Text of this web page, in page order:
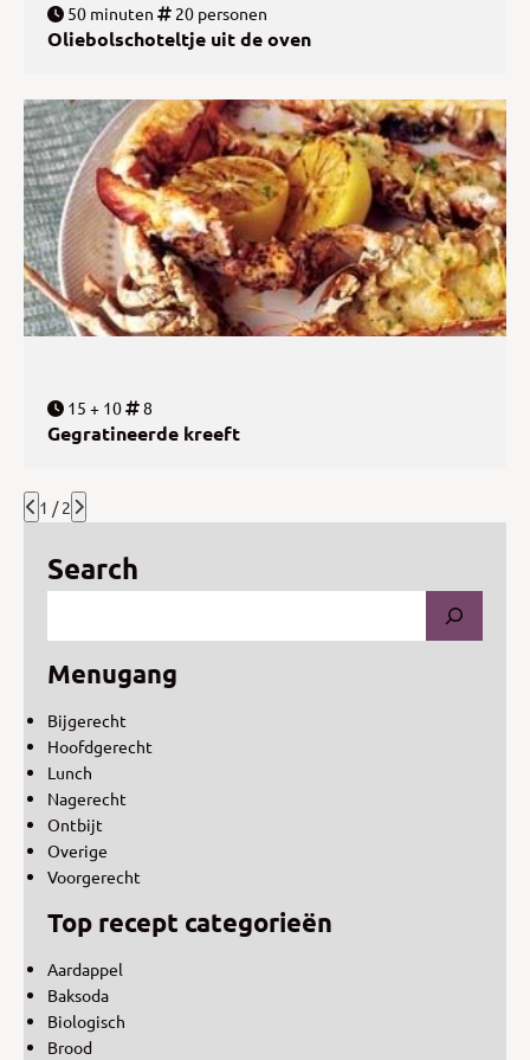
50 minuten 20 personen
Oliebolschoteltje uit de oven
15 + 10 8
Gegratineerde kreeft
1 / 2
Search
Menugang
Bijgerecht
Hoofdgerecht
Lunch
Nagerecht
Ontbijt
Overige
Voorgerecht
Top recept categorieën
Aardappel
Baksoda
Biologisch
Brood